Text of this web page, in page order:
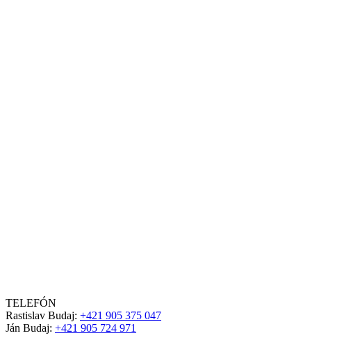
TELEFÓN
Rastislav Budaj: +421 905 375 047
Ján Budaj: +421 905 724 971